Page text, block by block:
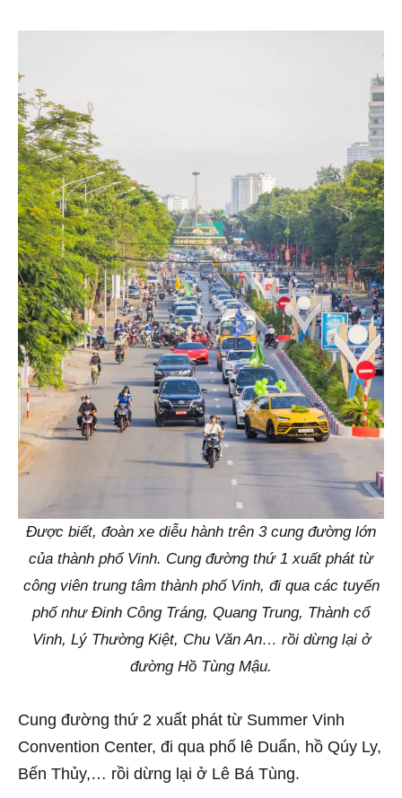
Được biết, đoàn xe diễu hành trên 3 cung đường lớn
của thành phố Vinh. Cung đường thứ 1 xuất phát từ
công viên trung tâm thành phố Vinh, đi qua các tuyến
phố như Đinh Công Tráng, Quang Trung, Thành cổ
Vinh, Lý Thường Kiệt, Chu Văn An… rồi dừng lại ở
đường Hồ Tùng Mậu.
Cung đường thứ 2 xuất phát từ Summer Vinh
Convention Center, đi qua phố lê Duẩn, hồ Qúy Ly,
Bến Thủy,… rồi dừng lại ở Lê Bá Tùng.